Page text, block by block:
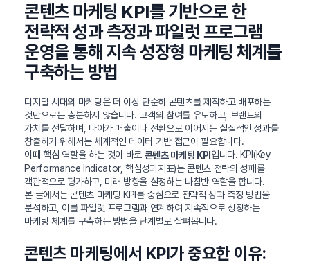
콘텐츠 마케팅 KPI를 기반으로 한
전략적 성과 측정과 파일럿 프로그램
운영을 통해 지속 성장형 마케팅 체계를
구축하는 방법
디지털 시대의 마케팅은 더 이상 단순히 콘텐츠를 제작하고 배포하는
것만으로는 충분하지 않습니다. 고객의 참여를 유도하고, 브랜드의
가치를 전달하며, 나아가 매출이나 전환으로 이어지는 실질적인 성과를
창출하기 위해서는 체계적인 데이터 기반 접근이 필요합니다.
이때 핵심 역할을 하는 것이 바로 콘텐츠 마케팅 KPI 입니다. KPI(Key
Performance Indicator, 핵심성과지표)는 콘텐츠 전략의 성패를
객관적으로 평가하고, 미래 방향을 설정하는 나침반 역할을 합니다.
본 글에서는 콘텐츠 마케팅 KPI를 중심으로 전략적 성과 측정 방법을
분석하고, 이를 파일럿 프로그램과 연계하여 지속적으로 성장하는
마케팅 체계를 구축하는 방법을 단계별로 살펴봅니다.
콘텐츠 마케팅에서 KPI가 중요한 이유: